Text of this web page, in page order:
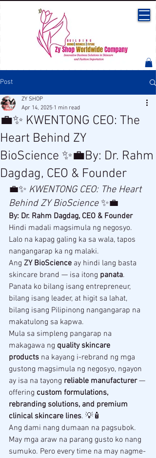
Post
💼✨ KWENTONG CEO: The
Heart Behind ZY
BioScience ✨💼By: Dr. Rahm
Dagdag, CEO & Founder
ZY SHOP
Apr 14, 2025 1 min read
💼✨ KWENTONG CEO: The Heart
Behind ZY BioScience ✨💼
By: Dr. Rahm Dagdag, CEO & Founder
Hindi madali magsimula ng negosyo.
Lalo na kapag galing ka sa wala, tapos
nangangarap ka ng malaki.
Ang ZY BioScience ay hindi lang basta
skincare brand — isa itong panata.
Panata ko bilang isang entrepreneur,
bilang isang leader, at higit sa lahat,
bilang isang Pilipinong nangangarap na
makatulong sa kapwa.
Mula sa simpleng pangarap na
makagawa ng quality skincare
products na kayang i-rebrand ng mga
gustong magsimula ng negosyo, ngayon
ay isa na tayong reliable manufacturer —
offering custom formulations,
rebranding solutions, and premium
clinical skincare lines. 💡🧴
Ang dami nang dumaan na pagsubok.
May mga araw na parang gusto ko nang
sumuko. Pero every time na may nagme-